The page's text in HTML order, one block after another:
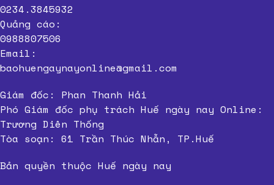
0234.3845932
Quảng cáo:
0988807506
Email:
baohuengaynayonline@gmail.com
Giám đốc: Phan Thanh Hải
Phó Giám đốc phụ trách Huế ngày nay Online:
Trương Diên Thống
Tòa soạn: 61 Trần Thúc Nhẫn, TP.Huế
Bản quyền thuộc Huế ngày nay